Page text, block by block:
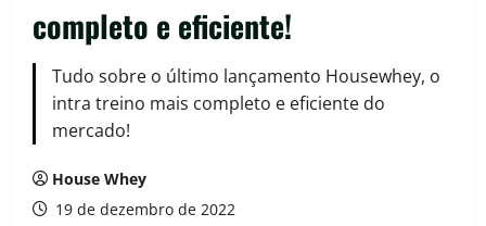
completo e eficiente!
Tudo sobre o último lançamento Housewhey, o
intra treino mais completo e eficiente do
mercado!
House Whey
19 de dezembro de 2022